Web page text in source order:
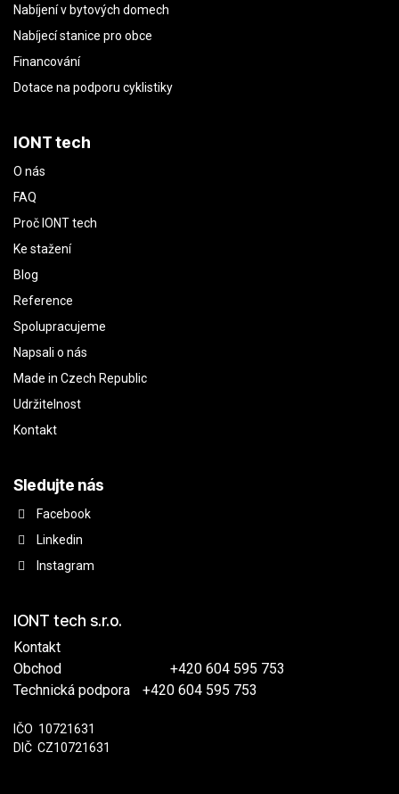
Nabíjení v bytových domech
Nabíjecí stanice pro obce
Financování
Dotace na podporu cyklistiky
IONT tech
O nás
FAQ
Proč IONT tech
Ke stažení
Blog
Reference
Spolupracujeme
Napsali o nás
Made in Czech Republic
Udržitelnost
Kontakt
Sledujte nás
Facebook
Linkedin
Instagram
IONT tech s.r.o.
Kontakt
Obchod
+420 604 595 753
Technická podpora
​+420 604 595 753
IČO ​​10721631
DIČ ​CZ10721631